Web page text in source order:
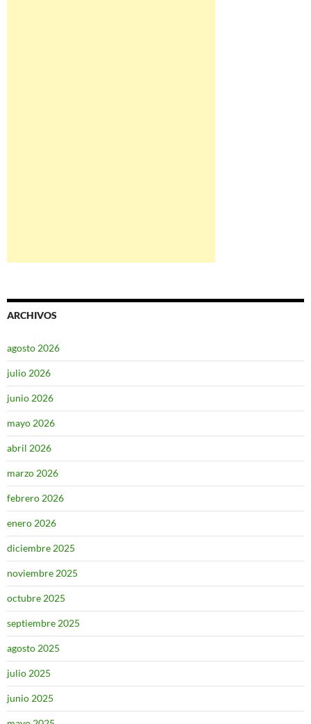
ARCHIVOS
agosto 2026
julio 2026
junio 2026
mayo 2026
abril 2026
marzo 2026
febrero 2026
enero 2026
diciembre 2025
noviembre 2025
octubre 2025
septiembre 2025
agosto 2025
julio 2025
junio 2025